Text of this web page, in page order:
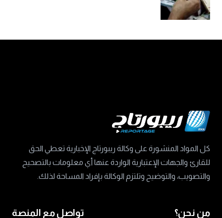
كل المواد المنشورة على وكالة ريبورتاج الإخبارية تعطي الحق
للقارئ والجهات الإعتبارية الواردة عنها أي معلومات بالتصحيح
والتصويب، والتوضيح وتلتزم الوكالة بإفراد المساحة لذلك.
من نحن؟ تواصل مع المنصة